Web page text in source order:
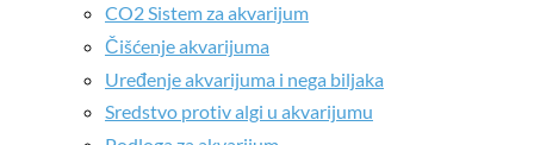
CO2 Sistem za akvarijum
Čišćenje akvarijuma
Uređenje akvarijuma i nega biljaka
Sredstvo protiv algi u akvarijumu